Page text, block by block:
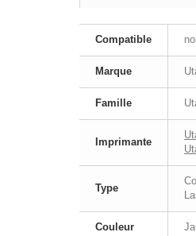
Compatible
Marque
Famille
Imprimante
Type
Couleur